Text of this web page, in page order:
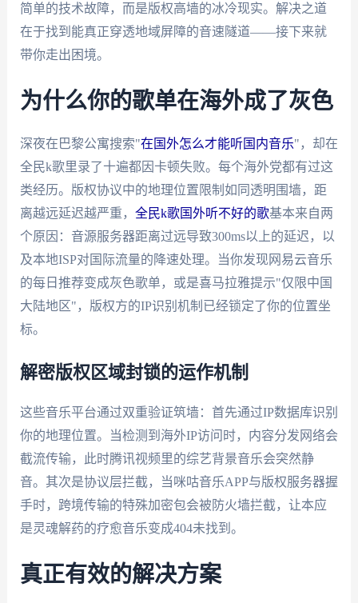
简单的技术故障，而是版权高墙的冰冷现实。解决之道
在于找到能真正穿透地域屏障的音速隧道——接下来就
带你走出困境。
为什么你的歌单在海外成了灰色
深夜在巴黎公寓搜索"在国外怎么才能听国内音乐"，却在
全民k歌里录了十遍都因卡顿失败。每个海外党都有过这
类经历。版权协议中的地理位置限制如同透明围墙，距
离越远延迟越严重， 全民k歌国外听不好的歌基本来自两
个原因：音源服务器距离过远导致300ms以上的延迟，以
及本地ISP对国际流量的降速处理。当你发现网易云音乐
的每日推荐变成灰色歌单，或是喜马拉雅提示"仅限中国
大陆地区"，版权方的IP识别机制已经锁定了你的位置坐
标。
解密版权区域封锁的运作机制
这些音乐平台通过双重验证筑墙：首先通过IP数据库识别
你的地理位置。当检测到海外IP访问时，内容分发网络会
截流传输，此时腾讯视频里的综艺背景音乐会突然静
音。其次是协议层拦截，当咪咕音乐APP与版权服务器握
手时，跨境传输的特殊加密包会被防火墙拦截，让本应
是灵魂解药的疗愈音乐变成404未找到。
真正有效的解决方案